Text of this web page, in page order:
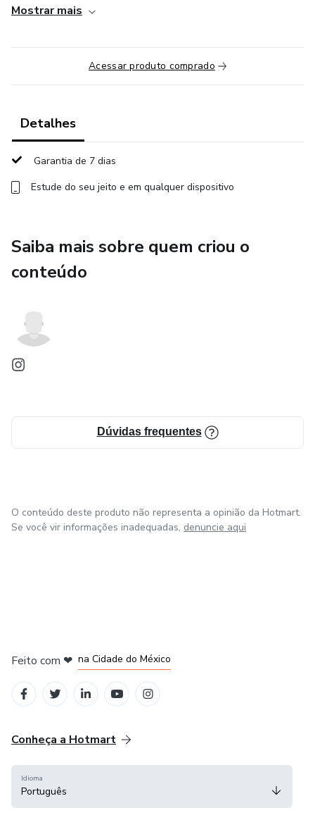
Mostrar mais
Acessar produto comprado
Detalhes
Garantia de 7 dias
Estude do seu jeito e em qualquer dispositivo
Saiba mais sobre quem criou o
conteúdo
Dúvidas frequentes
O conteúdo deste produto não representa a opinião da Hotmart.
Se você vir informações inadequadas, denuncie aqui
Feito com ❤ na Cidade do México
Conheça a Hotmart
Idioma
Português